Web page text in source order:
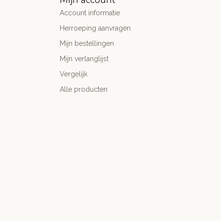
Account informatie
Herroeping aanvragen
Mijn bestellingen
Mijn verlanglijst
Vergelijk
Alle producten